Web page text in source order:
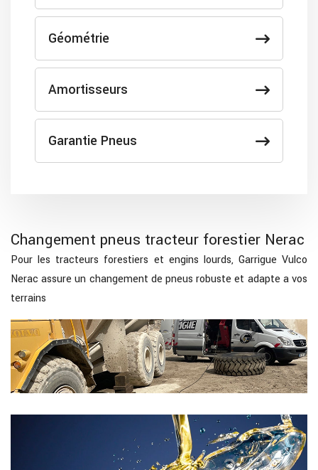
Géométrie
Amortisseurs
Garantie Pneus
Changement pneus tracteur forestier Nerac
Pour les tracteurs forestiers et engins lourds, Garrigue Vulco
Nerac assure un changement de pneus robuste et adapte a vos
terrains